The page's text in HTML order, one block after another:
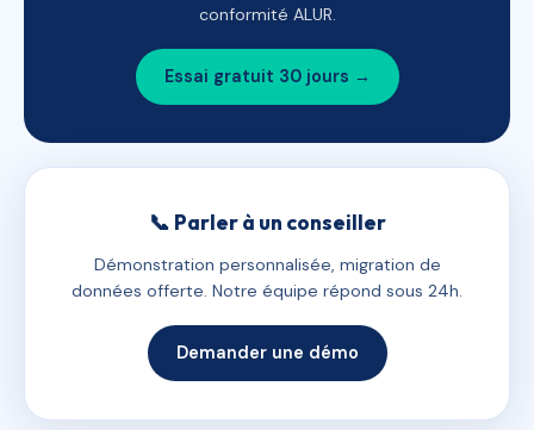
conformité ALUR.
Essai gratuit 30 jours →
📞 Parler à un conseiller
Démonstration personnalisée, migration de
données offerte. Notre équipe répond sous 24h.
Demander une démo